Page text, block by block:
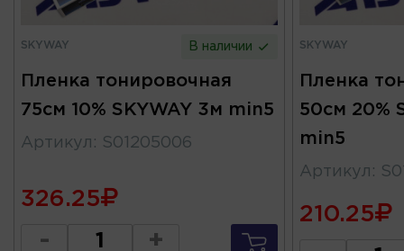
SKYWAY В наличии
Пленка тонировочная
75см 10% SKYWAY 3м min5
Артикул : S01205006
326.25
- +
SKYWAY
Пленка
50см 20%
min5
Артикул :
210.25